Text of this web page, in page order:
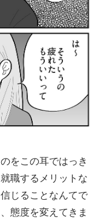
をこの耳ではっき
職するメリットな
じることなんてで
態度を変えてきま